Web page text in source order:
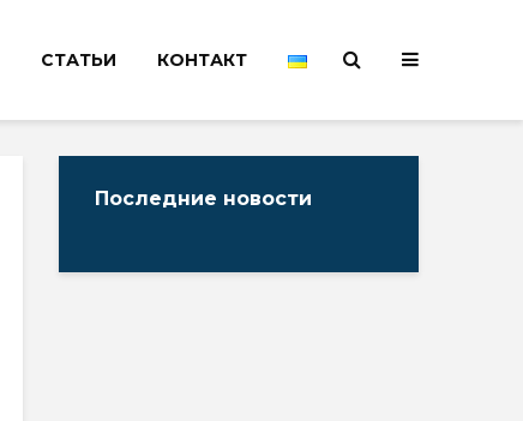
СТАТЬИ КОНТАКТ
Последние новости